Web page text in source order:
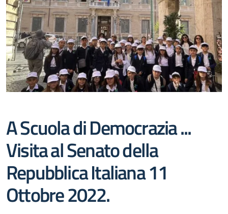
A Scuola di Democrazia ...
Visita al Senato della
Repubblica Italiana 11
Ottobre 2022.